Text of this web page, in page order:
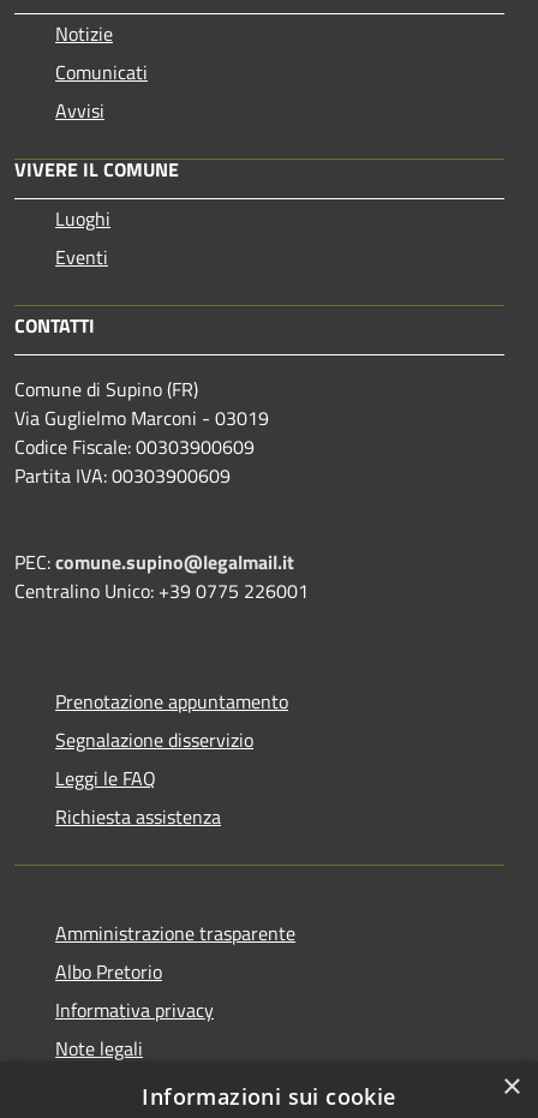
Notizie
Comunicati
Avvisi
VIVERE IL COMUNE
Luoghi
Eventi
CONTATTI
Comune di Supino (FR)
Via Guglielmo Marconi - 03019
Codice Fiscale: 00303900609
Partita IVA: 00303900609
PEC:comune.supino@legalmail.it
Centralino Unico: +39 0775 226001
Prenotazione appuntamento
Segnalazione disservizio
Leggi le FAQ
Richiesta assistenza
Amministrazione trasparente
Albo Pretorio
Informativa privacy
Note legali
Dichiarazione di accessibilità
×
Informazioni sui cookie